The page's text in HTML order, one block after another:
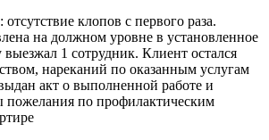
отсутствие клопов с первого раза.
на должном уровне в установленное
1 сотрудник. Клиент остался
нареканий по оказанным услугам
акт о выполненной работе и
пожелания по профилактическим